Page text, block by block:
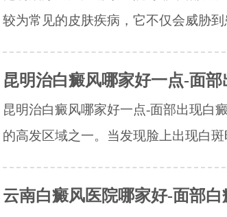
较为常见的皮肤疾病，它不仅会威胁到
昆明治白癜风哪家好一点-面
昆明治白癜风哪家好一点-面部出现白
的高发区域之一。当发现脸上出现白斑
云南白癜风医院哪家好-面部